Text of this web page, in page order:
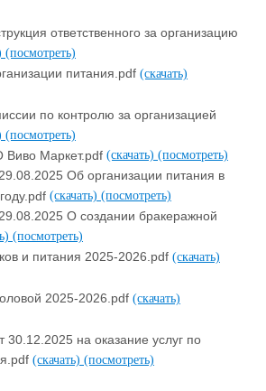
ответственного за организацию
(посмотреть)
питания.pdf (скачать)
по контролю за организацией
(посмотреть)
Маркет.pdf (скачать) (посмотреть)
Об организации питания в
(скачать) (посмотреть)
О создании бракеражной
(посмотреть)
и питания 2025-2026.pdf (скачать)
2025-2026.pdf (скачать)
30.12.2025 на оказание услуг по
(скачать) (посмотреть)